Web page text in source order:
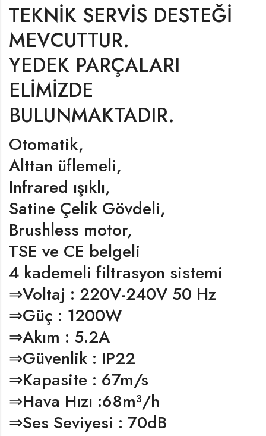
TEKNİK SERVİS DESTEĞİ
MEVCUTTUR.
YEDEK PARÇALARI
ELİMİZDE
BULUNMAKTADIR.
Otomatik,
Alttan üflemeli,
Infrared ışıklı,
Satine Çelik Gövdeli,
Brushless motor,
TSE ve CE belgeli
4 kademeli filtrasyon sistemi
⇒Voltaj : 220V-240V 50 Hz
⇒Güç : 1200W
⇒Akım : 5.2A
⇒Güvenlik : IP22
⇒Kapasite : 67m/s
⇒Hava Hızı :68m³/h
⇒Ses Seviyesi : 70dB